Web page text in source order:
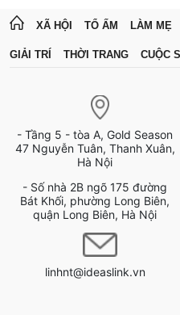
XÃ HỘI TỔ ẤM LÀM MẸ
GIẢI TRÍ THỜI TRANG CUỘC
- Tầng 5 - tòa A, Gold Season
47 Nguyễn Tuân, Thanh Xuân,
Hà Nội
- Số nhà 2B ngõ 175 đường
Bát Khối, phường Long Biên,
quận Long Biên, Hà Nội
linhnt@ideaslink.vn